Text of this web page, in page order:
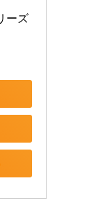
ーズ